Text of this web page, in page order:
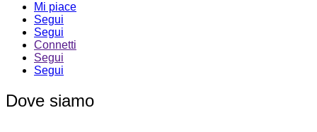
Mi piace
Segui
Segui
Connetti
Segui
Segui
Dove siamo